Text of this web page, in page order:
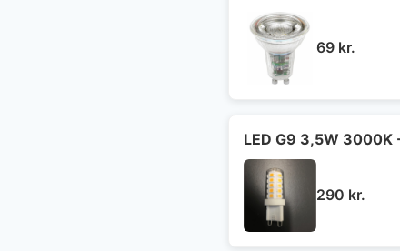
69 kr.
LED G9 3,5W 3000K
290 kr.